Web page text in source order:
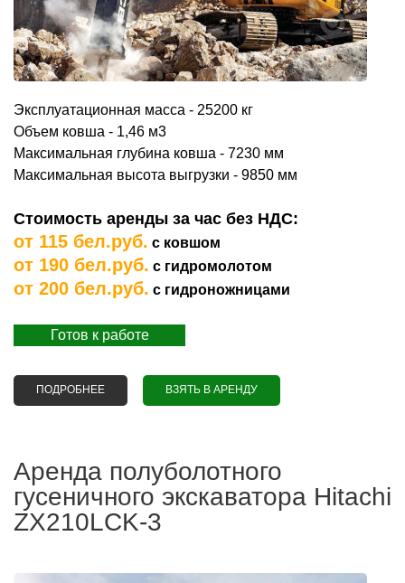
Эксплуатационная масса - 25200 кг
Объем ковша - 1,46 м3
Максимальная глубина ковша - 7230 мм
Максимальная высота выгрузки - 9850 мм
Стоимость аренды за час без НДС:
от 115 бел.руб. с ковшом
от 190 бел.руб. с гидромолотом
от 200 бел.руб. с гидроножницами
Готов к работе
ПОДРОБНЕЕ
О АРЕНДА ГУСЕНИЧНОГО ЭКСКАВАТОРА JCB JS
240LC
ВЗЯТЬ В АРЕНДУ
Аренда полуболотного
гусеничного экскаватора Hitachi
ZX210LCK-3